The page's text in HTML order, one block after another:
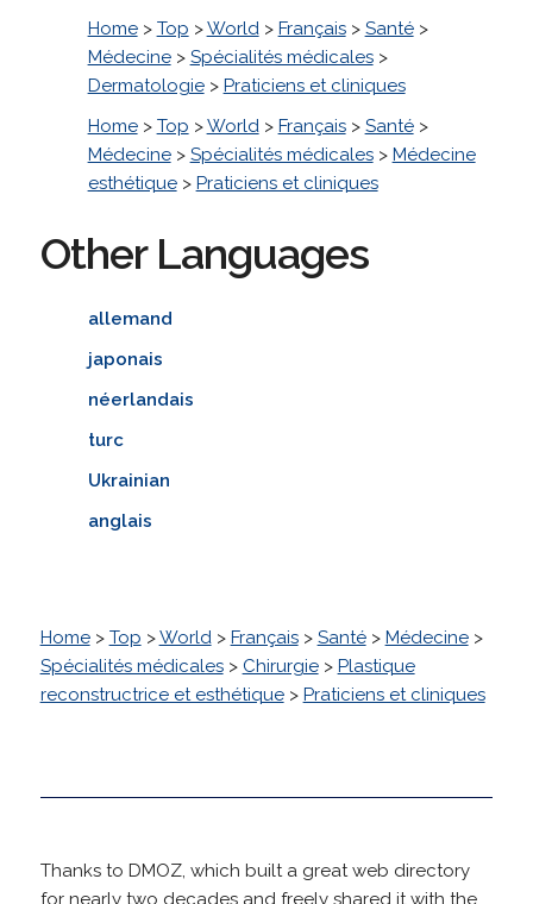
Home> Top >World> Français> Santé>
Médecine> Spécialités médicales>
Dermatologie> Praticiens et cliniques
Home> Top >World> Français> Santé>
Médecine> Spécialités médicales> Médecine
esthétique> Praticiens et cliniques
Other Languages
allemand
japonais
néerlandais
turc
Ukrainian
anglais
Home> Top >World> Français> Santé> Médecine>
Spécialités médicales> Chirurgie> Plastique
reconstructrice et esthétique> Praticiens et cliniques
Thanks to DMOZ, which built a great web directory
for nearly two decades and freely shared it with the